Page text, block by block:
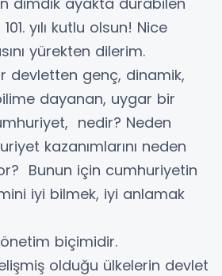
yılı kutlu olsun! Nice
yürekten dilerim.
devletten genç, dinamik,
dayanan, uygar bir
nedir? Neden
kazanımlarını neden
Bunun için cumhuriyetin
iyi bilmek, iyi anlamak
biçimidir.
olduğu ülkelerin devlet